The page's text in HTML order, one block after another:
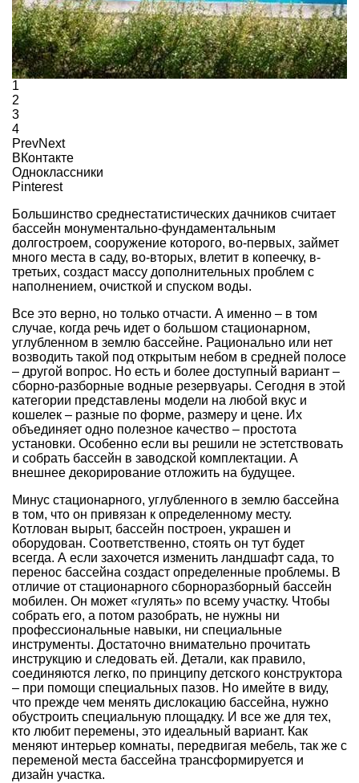
1
2
3
4
PrevNext
ВКонтакте
Одноклассники
Pinterest
Большинство среднестатистических дачников считает
бассейн монументально-фундаментальным
долгостроем, сооружение которого, во-первых, займет
много места в саду, во-вторых, влетит в копеечку, в-
третьих, создаст массу дополнительных проблем с
наполнением, очисткой и спуском воды.
Все это верно, но только отчасти. А именно – в том
случае, когда речь идет о большом стационарном,
углубленном в землю бассейне. Рационально или нет
возводить такой под открытым небом в средней полосе
– другой вопрос. Но есть и более доступный вариант –
сборно-разборные водные резервуары. Сегодня в этой
категории представлены модели на любой вкус и
кошелек – разные по форме, размеру и цене. Их
объединяет одно полезное качество – простота
установки. Особенно если вы решили не эстетствовать
и собрать бассейн в заводской комплектации. А
внешнее декорирование отложить на будущее.
Минус стационарного, углубленного в землю бассейна
в том, что он привязан к определенному месту.
Котлован вырыт, бассейн построен, украшен и
оборудован. Соответственно, стоять он тут будет
всегда. А если захочется изменить ландшафт сада, то
перенос бассейна создаст определенные проблемы. В
отличие от стационарного сборноразборный бассейн
мобилен. Он может «гулять» по всему участку. Чтобы
собрать его, а потом разобрать, не нужны ни
профессиональные навыки, ни специальные
инструменты. Достаточно внимательно прочитать
инструкцию и следовать ей. Детали, как правило,
соединяются легко, по принципу детского конструктора
– при помощи специальных пазов. Но имейте в виду,
что прежде чем менять дислокацию бассейна, нужно
обустроить специальную площадку. И все же для тех,
кто любит перемены, это идеальный вариант. Как
меняют интерьер комнаты, передвигая мебель, так же с
переменой места бассейна трансформируется и
дизайн участка.